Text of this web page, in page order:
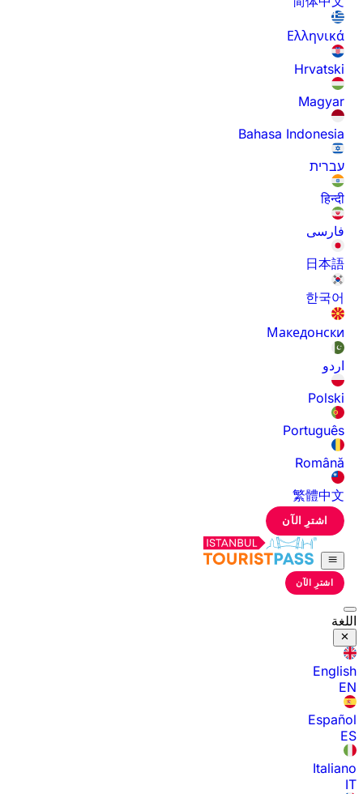
Ελληνικά
Hrvatski
Magyar
Bahasa Indonesia
עברית
हिन्दी
فارسی
日本語
한국어
Македонски
اردو
Polski
Português
Română
繁體中文
اشترِ الآن
اشترِ الآن
اللغة
English
EN
Español
ES
Italiano
IT